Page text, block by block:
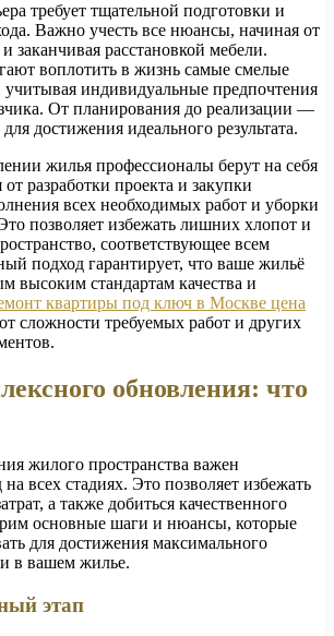
требует тщательной подготовки и
Важно учесть все нюансы, начиная от
заканчивая расстановкой мебели.
воплотить в жизнь самые смелые
учитывая индивидуальные предпочтения
От планирования до реализации —
достижения идеального результата.
жилья профессионалы берут на себя
разработки проекта и закупки
всех необходимых работ и уборки
позволяет избежать лишних хлопот и
соответствующее всем
подход гарантирует, что ваше жильё
высоким стандартам качества и
квартиры под ключ в Москве цена
сложности требуемых работ и других
обновления: что
жилого пространства важен
всех стадиях. Это позволяет избежать
а также добиться качественного
основные шаги и нюансы, которые
для достижения максимального
в вашем жилье.
этап